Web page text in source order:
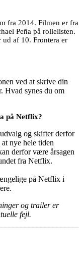
fra 2014. Filmen er fra
Peña på rollelisten.
af 10. Frontera er
ved at skrive din
Hvad synes du om
på Netflix?
og skifter derfor
nye hele tiden
derfor være årsagen
fra Netflix.
på Netflix i
og trailer er
fejl.